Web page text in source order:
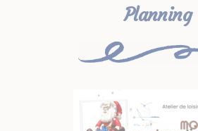
Planning